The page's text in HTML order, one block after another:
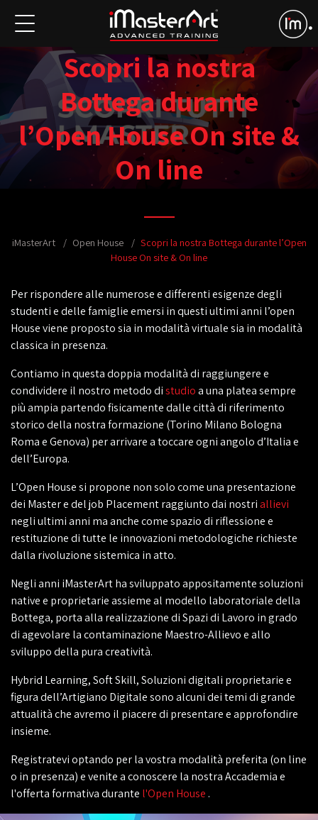
Scopri la nostra
Bottega durante
l’Open House On site &
On line
iMasterArt Open House
Scopri la nostra Bottega durante l’Open
House On site & On line
Per rispondere alle numerose e differenti esigenze degli
studenti e delle famiglie emersi in questi ultimi anni l’open
House viene proposto sia in modalità virtuale sia in modalità
classica in presenza.
Contiamo in questa doppia modalità di raggiungere e
condividere il nostro metodo distudioa una platea sempre
più ampia partendo fisicamente dalle città di riferimento
storico della nostra formazione (Torino Milano Bologna
Roma e Genova) per arrivare a toccare ogni angolo d’Italia e
dell’Europa.
L’Open House si propone non solo come una presentazione
dei Master e del job Placement raggiunto dai nostriallievi
negli ultimi anni ma anche come spazio di riflessione e
restituzione di tutte le innovazioni metodologiche richieste
dalla rivoluzione sistemica in atto.
Negli anni iMasterArt ha sviluppato appositamente soluzioni
native e proprietarie assieme al modello laboratoriale della
Bottega, porta alla realizzazione di Spazi di Lavoro in grado
di agevolare la contaminazione Maestro-Allievo e allo
sviluppo della pura creatività.
Hybrid Learning, Soft Skill, Soluzioni digitali proprietarie e
figura dell’Artigiano Digitale sono alcuni dei temi di grande
attualità che avremo il piacere di presentare e approfondire
insieme.
Registratevi optando per la vostra modalità preferita (on line
o in presenza) e venite a conoscere la nostra Accademia e
l'offerta formativa durante l'Open House .